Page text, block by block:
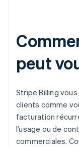
peut
Stripe Billing
clients comme
facturation
l’usage ou de
commerciales.